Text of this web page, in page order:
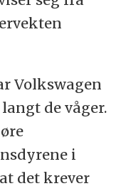
Volkswagen
de våger.
i
det krever